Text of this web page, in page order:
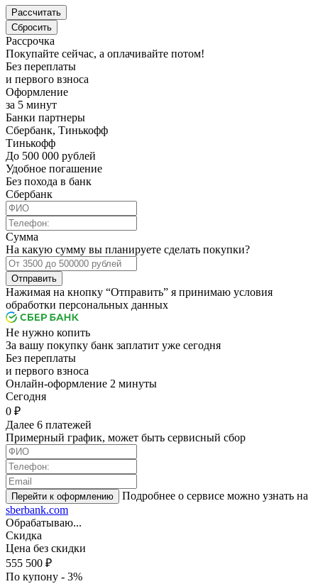
Рассрочка
Покупайте сейчас, а оплачивайте потом!
Без переплаты
и первого взноса
Оформление
за 5 минут
Банки партнеры
Сбербанк, Тинькофф
Тинькофф
До 500 000 рублей
Удобное погашение
Без похода в банк
Сбербанк
Сумма
На какую сумму вы планируете сделать покупки?
Отправить
Нажимая на кнопку “Отправить” я принимаю условия
обработки персональных данных
Не нужно копить
За вашу покупку банк заплатит уже сегодня
Без переплаты
и первого взноса
Онлайн-оформление 2 минуты
Cегодня
0 ₽
Далее 6 платежей
Примерный график, может быть сервисный сбор
Подробнее о сервисе можно узнать на
sberbank.com
Обрабатываю...
Скидка
Цена без скидки
555 500 ₽
По купону - 3%